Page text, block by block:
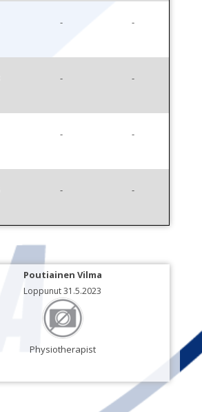
- -
- -
- -
- -
Poutiainen Vilma
Loppunut 31.5.2023
Physiotherapist